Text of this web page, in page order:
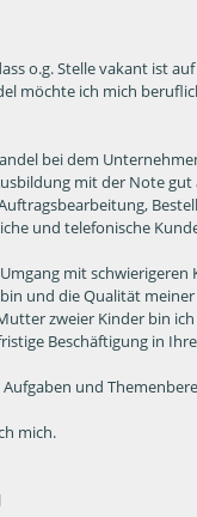
o.g. Stelle vakant ist
möchte ich mich
bei dem
mit der Note gut
und telefonische
mit schwierigeren
und die Qualität
zweier Kinder bin
Beschäftigung in
und
mich.